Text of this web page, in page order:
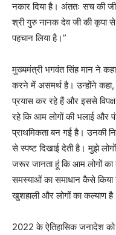
नकार दिया है। अंततः सच की
श्री गुरु नानक देव जी की कृपा
पहचान लिया है।”
मुख्यमंत्री भगवंत सिंह मान ने
करने में असमर्थ है। उन्होंने
प्रयास कर रहे हैं और इससे
रहे कि आम लोगों की भलाई और
प्राथमिकता बन गई है। उनकी
से स्पष्ट दिखाई देती है। मुझे
जरूर जानता हूं कि आम लोगों का
समस्याओं का समाधान कैसे किया
खुशहाली और लोगों का कल्याण
2022 के ऐतिहासिक जनादेश